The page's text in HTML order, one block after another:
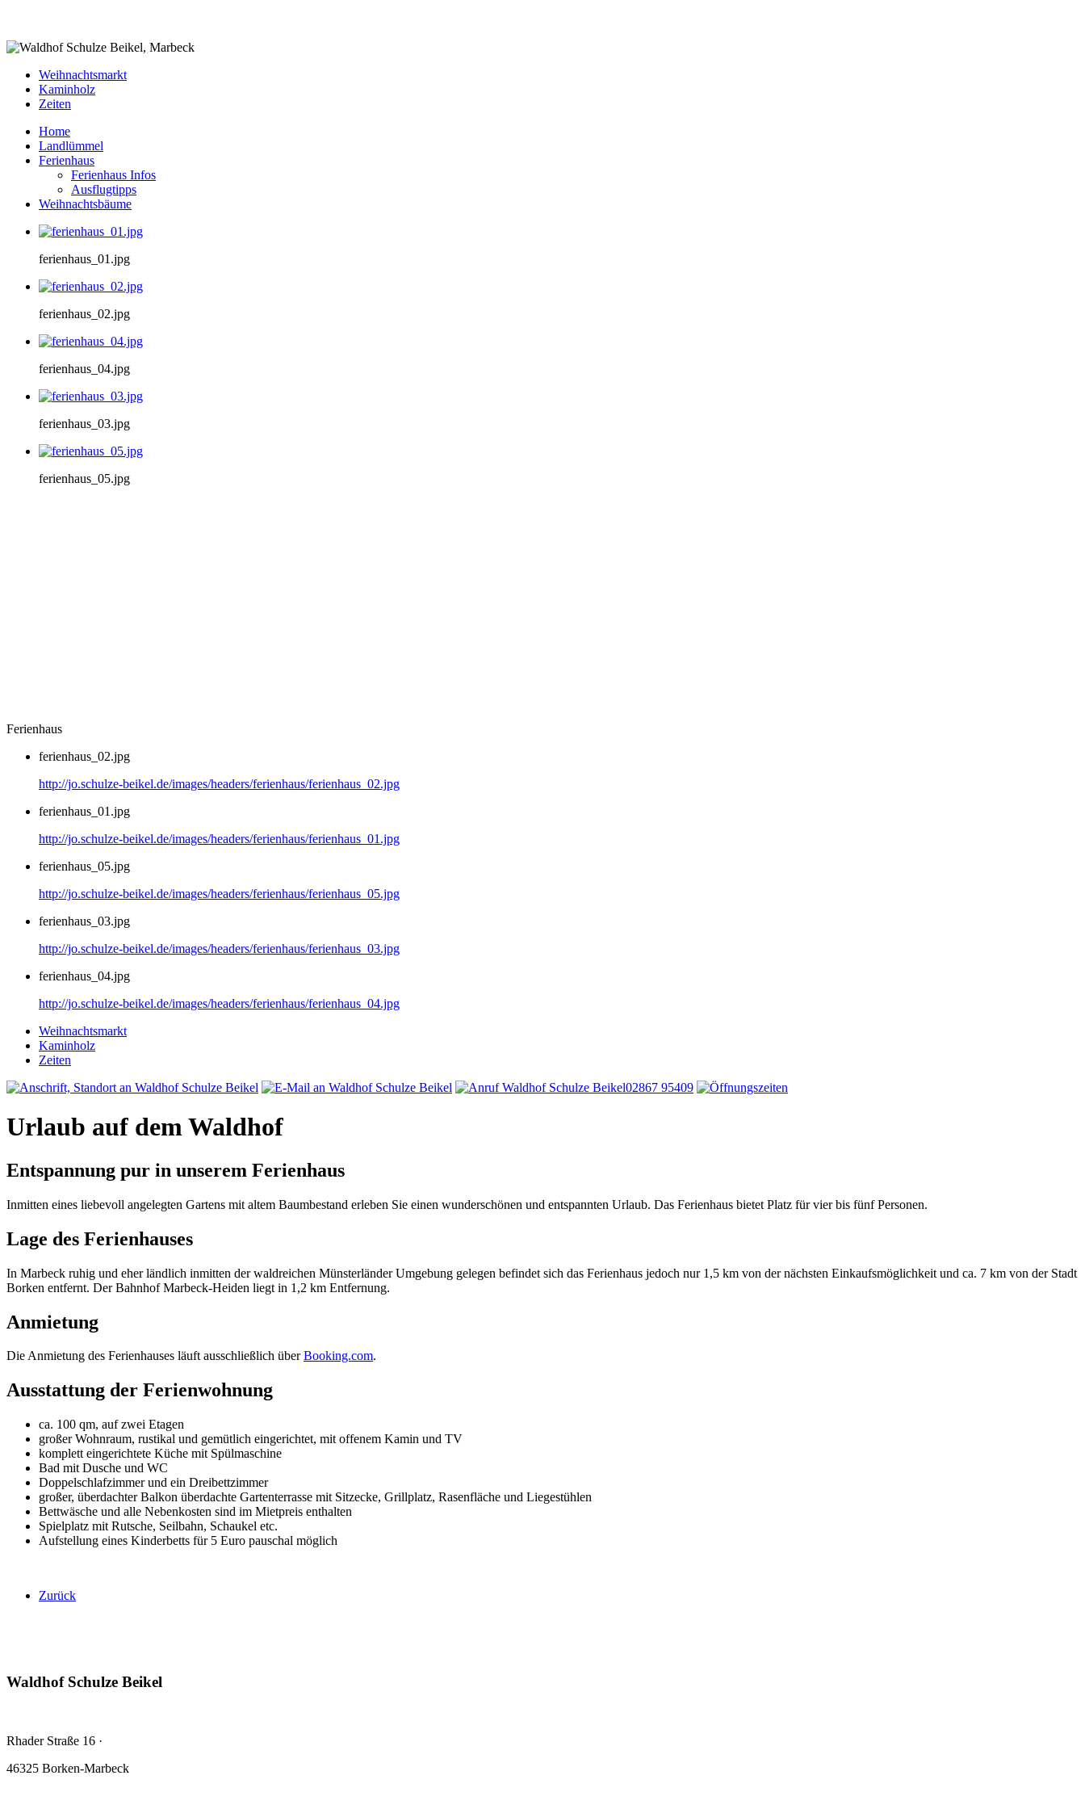
Weihnachtsmarkt
Kaminholz
Zeiten
Home
Landlümmel
Ferienhaus
Ferienhaus Infos
Ausflugtipps
Weihnachtsbäume
ferienhaus_01.jpg
ferienhaus_02.jpg
ferienhaus_04.jpg
ferienhaus_03.jpg
ferienhaus_05.jpg
Ferienhaus
ferienhaus_02.jpg
http://jo.schulze-beikel.de/images/headers/ferienhaus/ferienhaus_02.jpg
ferienhaus_01.jpg
http://jo.schulze-beikel.de/images/headers/ferienhaus/ferienhaus_01.jpg
ferienhaus_05.jpg
http://jo.schulze-beikel.de/images/headers/ferienhaus/ferienhaus_05.jpg
ferienhaus_03.jpg
http://jo.schulze-beikel.de/images/headers/ferienhaus/ferienhaus_03.jpg
ferienhaus_04.jpg
http://jo.schulze-beikel.de/images/headers/ferienhaus/ferienhaus_04.jpg
Weihnachtsmarkt
Kaminholz
Zeiten
02867 95409
Urlaub auf dem Waldhof
Entspannung pur in unserem Ferienhaus
Inmitten eines liebevoll angelegten Gartens mit altem Baumbestand erleben Sie einen wunderschönen und entspannten Urlaub. Das Ferienhaus bietet Platz für vier bis fünf Personen.
Lage des Ferienhauses
In Marbeck ruhig und eher ländlich inmitten der waldreichen Münsterländer Umgebung gelegen befindet sich das Ferienhaus jedoch nur 1,5 km von der nächsten Einkaufsmöglichkeit und ca. 7 km von der Stadt
Borken entfernt. Der Bahnhof Marbeck-Heiden liegt in 1,2 km Entfernung.
Anmietung
Die Anmietung des Ferienhauses läuft ausschließlich überBooking.com.
Ausstattung der Ferienwohnung
ca. 100 qm, auf zwei Etagen
großer Wohnraum, rustikal und gemütlich eingerichtet, mit offenem Kamin und TV
komplett eingerichtete Küche mit Spülmaschine
Bad mit Dusche und WC
Doppelschlafzimmer und ein Dreibettzimmer
großer, überdachter Balkon überdachte Gartenterrasse mit Sitzecke, Grillplatz, Rasenfläche und Liegestühlen
Bettwäsche und alle Nebenkosten sind im Mietpreis enthalten
Spielplatz mit Rutsche, Seilbahn, Schaukel etc.
Aufstellung eines Kinderbetts für 5 Euro pauschal möglich
Zurück
Waldhof Schulze Beikel
Rhader Straße 16 ·
46325 Borken-Marbeck